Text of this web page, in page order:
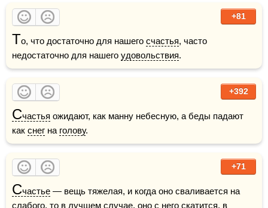
+81
То, что достаточно для нашего счастья, часто
недостаточно для нашего удовольствия.
+392
Счастья ожидают, как манну небесную, а беды падают
как снег на голову.
+71
Счастье — вещь тяжелая, и когда оно сваливается на
слабого, то в лучшем случае, оно с него скатится, в